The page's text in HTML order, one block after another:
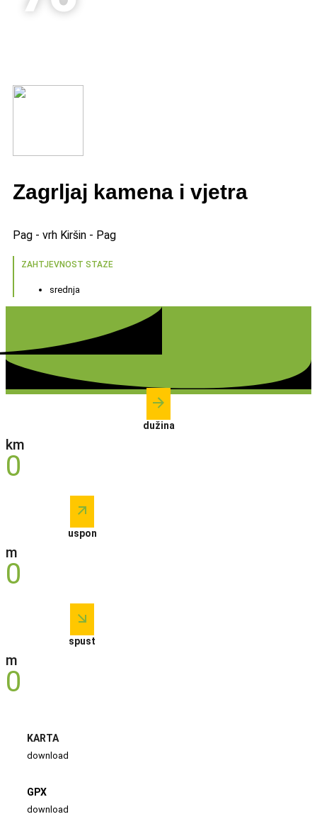
Zagrljaj kamena i vjetra
Pag - vrh Kiršin - Pag
ZAHTJEVNOST STAZE
srednja
dužina
km
0
uspon
m
0
spust
m
0
KARTA
download
GPX
download